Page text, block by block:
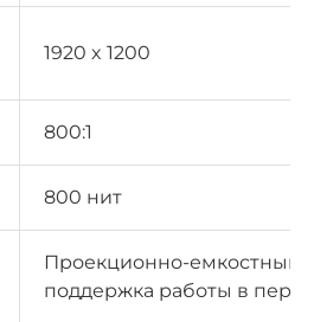
1920 x 1200
800:1
800 нит
Проекционно-емкостный
поддержка работы в